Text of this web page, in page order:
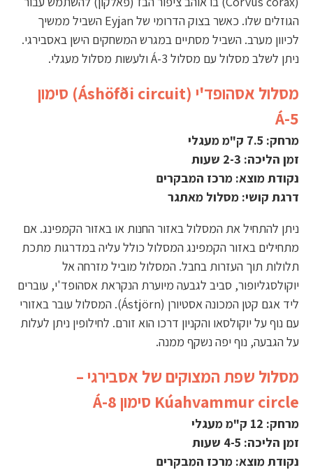
הגוזלים שלו. כאשר בצוק הדרומי של Eyjan השביל ממשיך
לכיוון מערב. השביל מסתיים במגרש המשחקים הישן באסבירגי.
ניתן לשלב מסלול עם מסלול Á-3 ולעשות מסלול מעגלי.
מסלול אסהופד'י (Áshöfði circuit) סימון
Á-5
מרחק: 7.5 ק"מ מעגלי
זמן הליכה: 2-3 שעות
נקודת מוצא: מרכז המבקרים
דרגת קושי: מסלול מאתגר
ניתן להתחיל את המסלול באזור החנות או באזור הקמפינג. אם
מתחילים באזור הקמפינג המסלול כולל עליה במדרגות מתכת
תלולות תוך העזרות בחבל. המסלול מוביל מזרחה אל
יוקולסגליופור, סביב לגבעה מיוערת הנקראת אסהופד'י, עוברים
ליד אגם קטן המכונה אסטיורן (Ástjörn). המסלול עובר באזורי
עם נוף על יוקולסאו והקניון דרכו הוא זורם. לחילופין ניתן לעלות
על הגבעה, נוף יפה נשקף ממנה.
מסלול שפת המצוקים של אסבירגי –
Kúahvammur circle סימון Á-8
מרחק: 12 ק"מ מעגלי
זמן הליכה: 4-5 שעות
נקודת מוצא: מרכז המבקרים